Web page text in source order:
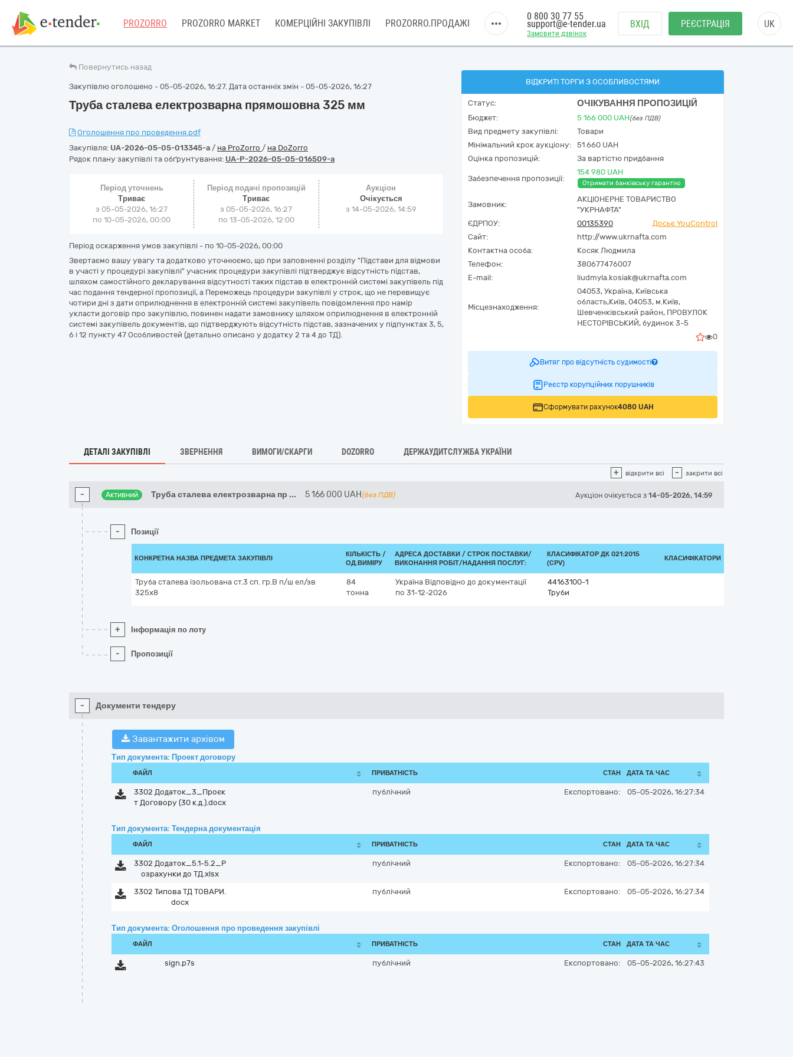
PROZORRO PROZORRO MARKET КОМЕРЦІЙНІ ЗАКУПІВЛІ PROZORRO.ПРОДАЖІ
Замовити дзвінок
0 800 30 77 55
support@e-tender.ua ВХІД РЕЄСТРАЦІЯ UK
Повернутись назад
Закупівлю оголошено - 05-05-2026, 16:27. Дата останніх змін - 05-05-2026, 16:27
Труба сталева електрозварна прямошовна 325 мм
Оголошення про проведення.pdf
Закупівля: UA-2026-05-05-013345-a / на ProZorro / на DoZorro
Рядок плану закупівлі та обґрунтування: UA-P-2026-05-05-016509-a
Період уточнень
Триває
з 05-05-2026, 16:27
по 10-05-2026, 00:00
Період подачі пропозицій
Триває
з 05-05-2026, 16:27
по 13-05-2026, 12:00
Аукціон
Очікується
з 14-05-2026, 14:59
Період оскарження умов закупівлі - по 10-05-2026, 00:00
Звертаємо вашу увагу та додатково уточнюємо, що при заповненні розділу "Підстави для відмови
в участі у процедурі закупівлі" учасник процедури закупівлі підтверджує відсутність підстав,
шляхом самостійного декларування відсутності таких підстав в електронній системі закупівель під
час подання тендерної пропозиції, а Переможець процедури закупівлі у строк, що не перевищує
чотири дні з дати оприлюднення в електронній системі закупівель повідомлення про намір
укласти договір про закупівлю, повинен надати замовнику шляхом оприлюднення в електронній
системі закупівель документів, що підтверджують відсутність підстав, зазначених у підпунктах 3, 5,
6 і 12 пункту 47 Особливостей (детально описано у додатку 2 та 4 до ТД).
ВІДКРИТІ ТОРГИ З ОСОБЛИВОСТЯМИ
Статус: ОЧІКУВАННЯ ПРОПОЗИЦІЙ
Бюджет: 5 166 000 UAH(без ПДВ)
Вид предмету закупівлі:
Товари
Мінімальний крок аукціону:
51 660 UAH
Оцінка пропозицій:
За вартістю придбання
Забезпечення пропозиції:
154 980 UAH
Отримати банківську гарантію
Замовник:
АКЦІОНЕРНЕ ТОВАРИСТВО
"УКPНAФТА"
ЄДРПОУ:
00135390
Досьє YouControl
Сайт:
http://www.ukrnafta.com
Контактна особа:
Косяк Людмила
Телефон:
380677476007
E-mail:
liudmyla.kosiak@ukrnafta.com
Місцезнаходження:
04053, Україна, Київська
область,Київ, 04053, м.Київ,
Шевченківський район, ПРОВУЛОК
НЕСТОРІВСЬКИЙ, будинок 3-5
0
Витяг про відсутність судимості
Реєстр корупційних порушників
Сформувати рахунок4080 UAH
ДЕТАЛІ ЗАКУПІВЛІ ЗВЕРНЕННЯ ВИМОГИ/СКАРГИ DOZORRO ДЕРЖАУДИТСЛУЖБА УКРАЇНИ
+ відкрити всі - закрити всі
- Активний Труба сталева електрозварна пр ... 5 166 000 UAH (без ПДВ) Аукціон очікується з 14-05-2026, 14:59
- Позиції
КОНКРЕТНА НАЗВА ПРЕДМЕТА ЗАКУПІВЛІ
КІЛЬКІСТЬ /
ОД.ВИМІРУ
АДРЕСА ДОСТАВКИ / СТРОК ПОСТАВКИ/
ВИКОНАННЯ РОБІТ/НАДАННЯ ПОСЛУГ:
КЛАСИФІКАТОР ДК 021:2015
(CPV)
КЛАСИФІКАТОРИ
Труба сталева ізольована ст.3 сп. гр.В п/ш ел/зв
325х8
84
тонна
Україна Відповідно до документації
по 31-12-2026
44163100-1
Труби
+ Інформація по лоту
- Пропозиції
- Документи тендеру
Завантажити архівом
Тип документа: Проект договору
ФАЙЛ ПРИВАТНІСТЬ СТАН ДАТА ТА ЧАС
3302 Додаток_3_Проєк
т Договору (30 к.д.).docx
публічний Експортовано: 05-05-2026, 16:27:34
Тип документа: Тендерна документація
ФАЙЛ ПРИВАТНІСТЬ СТАН ДАТА ТА ЧАС
3302 Додаток_5.1-5.2_Р
озрахунки до ТД.xlsx
публічний Експортовано: 05-05-2026, 16:27:34
3302 Типова ТД ТОВАРИ.
docx
публічний Експортовано: 05-05-2026, 16:27:34
Тип документа: Оголошення про проведення закупівлі
ФАЙЛ ПРИВАТНІСТЬ СТАН ДАТА ТА ЧАС
sign.p7s публічний Експортовано: 05-05-2026, 16:27:43